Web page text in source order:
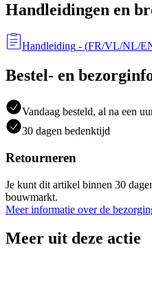
Handleidingen en
Handleiding - (FR/VL/NL/
Bestel- en
Vandaag besteld, al na een
30 dagen bedenktijd
Retourneren
Je kunt dit artikel binnen 30
bouwmarkt.
Meer informatie over de
Meer uit deze actie